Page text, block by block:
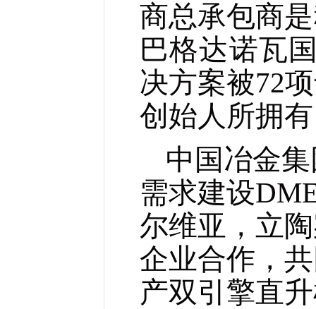
商总承包商
巴格达诺瓦
决方案被72
创始人所拥
中国冶金
需求建设
尔维亚，立
企业合作，
产双引擎直